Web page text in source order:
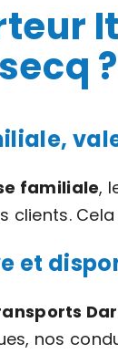
?
familiale,
clients.
et
nos